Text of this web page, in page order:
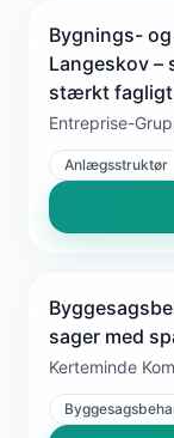
Bygnings-
Langeskov –
stærkt
Entreprise-
Anlægsstruktør
sager med
Kerteminde